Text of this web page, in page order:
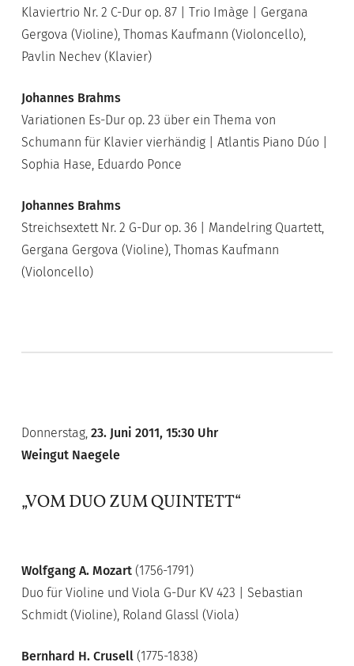
Klaviertrio Nr. 2 C-Dur op. 87 | Trio Imàge | Gergana
Gergova (Violine), Thomas Kaufmann (Violoncello),
Pavlin Nechev (Klavier)
Johannes Brahms
Variationen Es-Dur op. 23 über ein Thema von
Schumann für Klavier vierhändig | Atlantis Piano Dúo |
Sophia Hase, Eduardo Ponce
Johannes Brahms
Streichsextett Nr. 2 G-Dur op. 36 | Mandelring Quartett,
Gergana Gergova (Violine), Thomas Kaufmann
(Violoncello)
Donnerstag, 23. Juni 2011, 15:30 Uhr
Weingut Naegele
„VOM DUO ZUM QUINTETT“
Wolfgang A. Mozart(1756-1791)
Duo für Violine und Viola G-Dur KV 423 | Sebastian
Schmidt (Violine), Roland Glassl (Viola)
Bernhard H. Crusell(1775-1838)